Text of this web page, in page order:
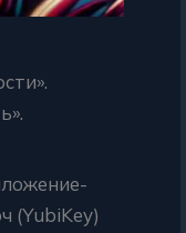
(YubiKey)